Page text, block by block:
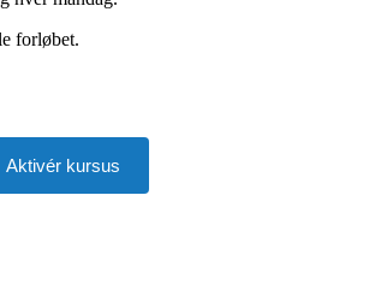
forløbet.
Aktivér kursus